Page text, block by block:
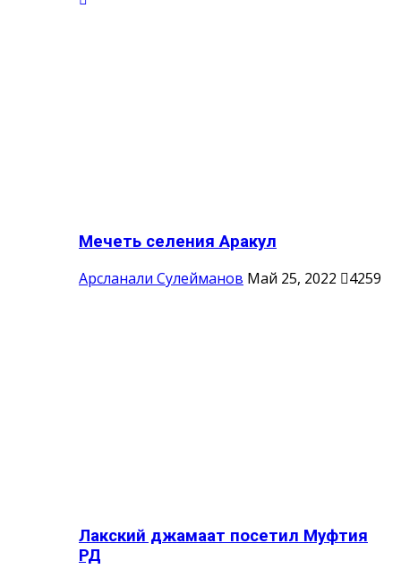
Мечеть селения Аракул
Арсланали Сулейманов Май 25, 2022 4259
Лакский джамаат посетил Муфтия
РД